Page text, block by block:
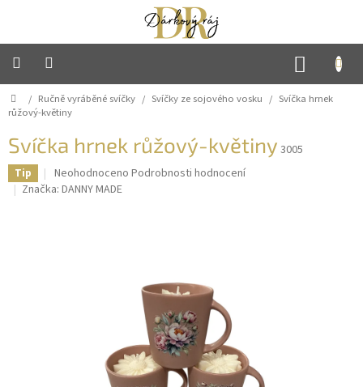
Hlavní
strana
Mýdlové
květiny
Domů
/ Ručně vyráběné svíčky / Svíčky ze sojového vosku / Svíčka hrnek
růžový-květiny
Svíčka hrnek růžový-květiny 3005
Tip
Průměrné
hodnocení
Neohodnoceno Podrobnosti hodnocení
Značka: DANNY MADE